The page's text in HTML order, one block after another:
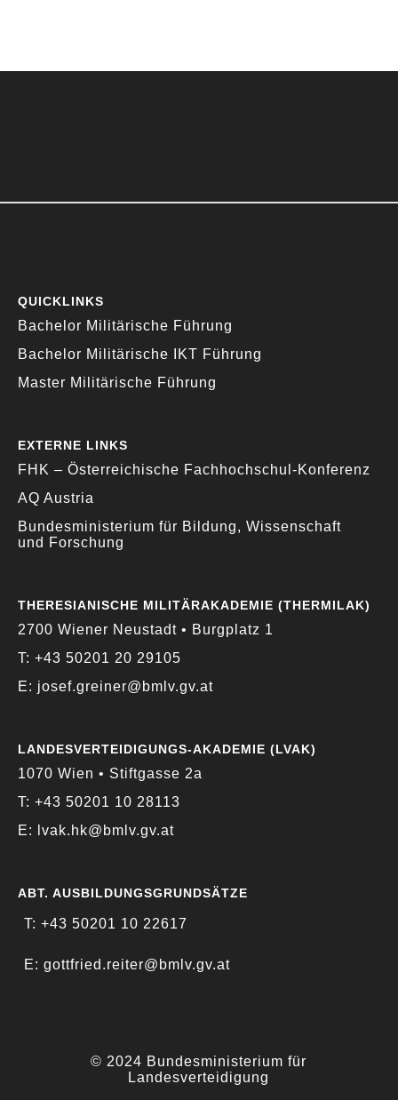
QUICKLINKS
Bachelor Militärische Führung
Bachelor Militärische IKT Führung
Master Militärische Führung
EXTERNE LINKS
FHK – Österreichische Fachhochschul-Konferenz
AQ Austria
Bundesministerium für Bildung, Wissenschaft
und Forschung
THERESIANISCHE MILITÄRAKADEMIE (THERMILAK)
2700 Wiener Neustadt • Burgplatz 1
T: +43 50201 20 29105
E: josef.greiner@bmlv.gv.at
LANDESVERTEIDIGUNGS-AKADEMIE (LVAK)
1070 Wien • Stiftgasse 2a
T: +43 50201 10 28113
E: lvak.hk@bmlv.gv.at
ABT. AUSBILDUNGSGRUNDSÄTZE
T: +43 50201 10 22617
E: gottfried.reiter@bmlv.gv.at
© 2024 Bundesministerium für
Landesverteidigung